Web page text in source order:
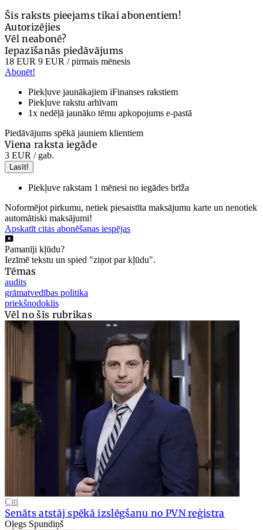
Šis raksts pieejams tikai abonentiem!
Autorizējies
Vēl neabonē?
Iepazīšanās piedāvājums
18 EUR 9 EUR / pirmais mēnesis
Abonēt!
Piekļuve jaunākajiem iFinanses rakstiem
Piekļuve rakstu arhīvam
1x nedēļā jaunāko tēmu apkopojums e-pastā
Piedāvājums spēkā jauniem klientiem
Viena raksta iegāde
3 EUR / gab.
Lasīt!
Piekļuve rakstam 1 mēnesi no iegādes brīža
Noformējot pirkumu, netiek piesaistīta maksājumu karte un nenotiek
automātiski maksājumi!
Apskatīt citas abonēšanas iespējas
Pamanīji kļūdu?
Iezīmē tekstu un spied "ziņot par kļūdu".
Tēmas
audits
grāmatvedības politika
priekšnodoklis
Vēl no šīs rubrikas
Citi
Senāts atstāj spēkā izslēgšanu no PVN reģistra
Oļegs Spundiņš